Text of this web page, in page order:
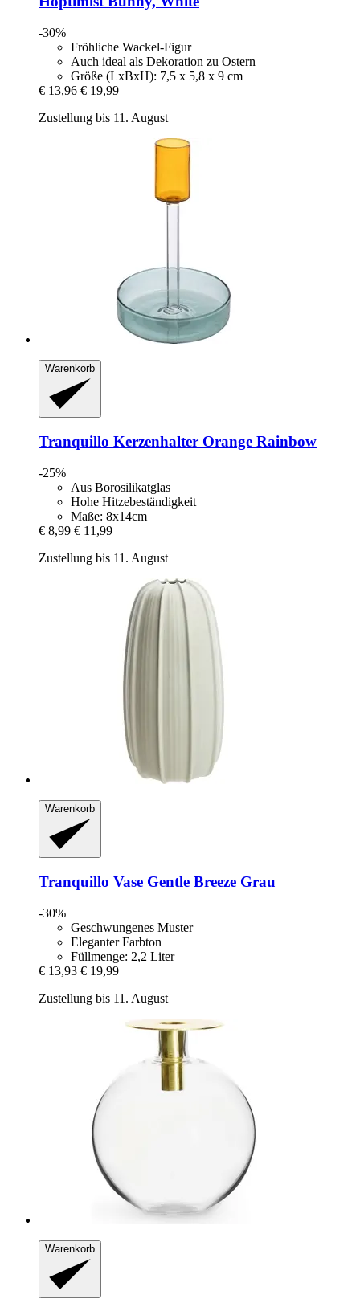
-30%
Fröhliche Wackel-Figur
Auch ideal als Dekoration zu Ostern
Größe (LxBxH): 7,5 x 5,8 x 9 cm
€ 13,96 € 19,99
Zustellung bis 11. August
Warenkorb
Tranquillo Kerzenhalter Orange Rainbow
-25%
Aus Borosilikatglas
Hohe Hitzebeständigkeit
Maße: 8x14cm
€ 8,99 € 11,99
Zustellung bis 11. August
Warenkorb
Tranquillo Vase Gentle Breeze Grau
-30%
Geschwungenes Muster
Eleganter Farbton
Füllmenge: 2,2 Liter
€ 13,93 € 19,99
Zustellung bis 11. August
Warenkorb